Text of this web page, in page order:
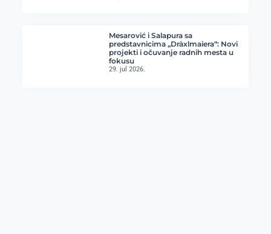
Mesarović i Salapura sa
predstavnicima „Dräxlmaiera“: Novi
projekti i očuvanje radnih mesta u
fokusu
29. jul 2026.